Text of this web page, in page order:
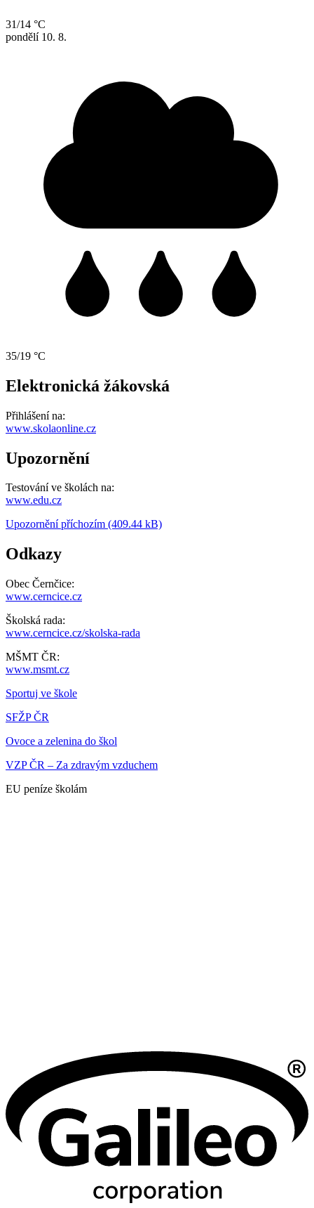
31/14 °C
pondělí 10. 8.
35/19 °C
Elektronická žákovská
Přihlášení na:
www.skolaonline.cz
Upozornění
Testování ve školách na:
www.edu.cz
Upozornění příchozím (409.44 kB)
Odkazy
Obec Černčice:
www.cerncice.cz
Školská rada:
www.cerncice.cz/skolska-rada
MŠMT ČR:
www.msmt.cz
Sportuj ve škole
SFŽP ČR
Ovoce a zelenina do škol
VZP ČR – Za zdravým vzduchem
EU peníze školám